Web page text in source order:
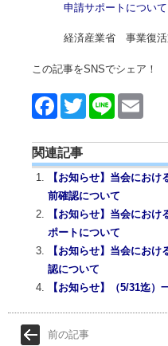
申請サポートについて
経済産業省 事業復
この記事をSNSでシェア！
Face Twitt Line
関連記事
【お知らせ】当会にお
前確認について
【お知らせ】当会にお
ポートについて
【お知らせ】当会にお
認について
【お知らせ】（5/31迄）
前の記事